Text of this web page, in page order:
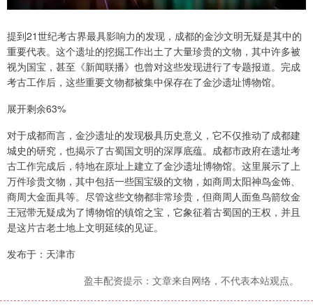
提到21世纪考古界最具影响力的发现，成都的金沙文明无疑是其中的
重要代表。这个遗址的挖掘工作出土了大量珍贵的文物，其中许多被
视为国宝，甚至《新闻联播》也曾对这些发现进行了专题报道。完成
考古工作后，这些重要文物都被集中保存在了金沙遗址博物馆。
展开剩余63%
对于成都而言，金沙遗址的发现极具历史意义，它不仅推动了成都建
城史的研究，也揭示了古蜀国文明的深厚底蕴。成都市政府在遗址考
古工作完成后，特地在原址上建立了金沙遗址博物馆。这里展示了上
万件珍贵文物，其中包括一些国宝级的文物，如商周太阳神鸟金饰、
商周大金面具等。尽管这些文物都非常珍贵，但商周人面鱼鸟箭纹金
王冠带无疑成为了博物馆的镇馆之宝，它象征着古蜀国的王权，并且
是这片古老土地上文明延续的见证。
发布于：天津市
盈丰配资提示：文章来自网络，不代表本站观点。